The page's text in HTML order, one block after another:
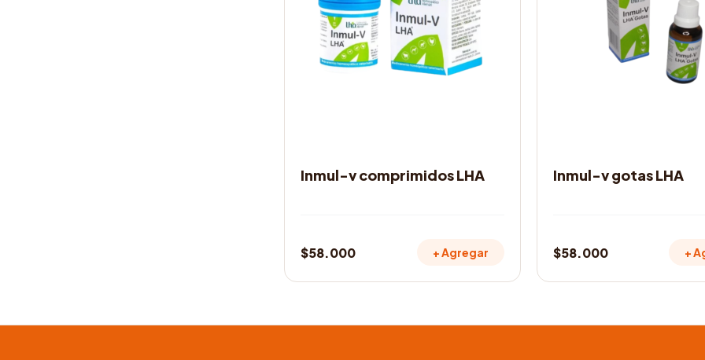
Inmul-v comprimidos LHA
$58.000 + Agregar
Inmul-v gotas LHA
$58.000 +